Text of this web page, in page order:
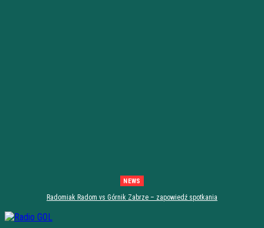
NEWS
Radomiak Radom vs Górnik Zabrze – zapowiedź spotkania